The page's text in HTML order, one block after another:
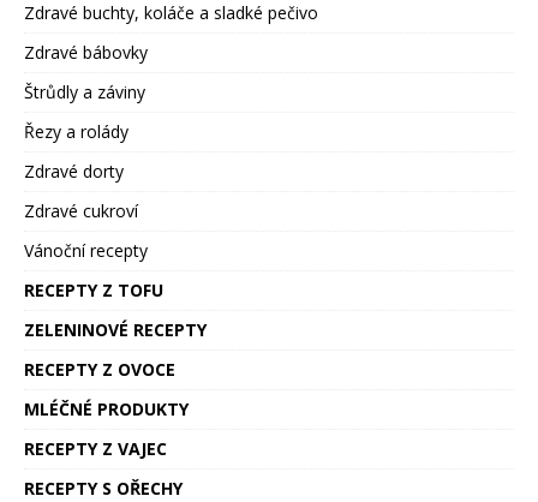
Zdravé buchty, koláče a sladké pečivo
Zdravé bábovky
Štrůdly a záviny
Řezy a rolády
Zdravé dorty
Zdravé cukroví
Vánoční recepty
RECEPTY Z TOFU
ZELENINOVÉ RECEPTY
RECEPTY Z OVOCE
MLÉČNÉ PRODUKTY
RECEPTY Z VAJEC
RECEPTY S OŘECHY